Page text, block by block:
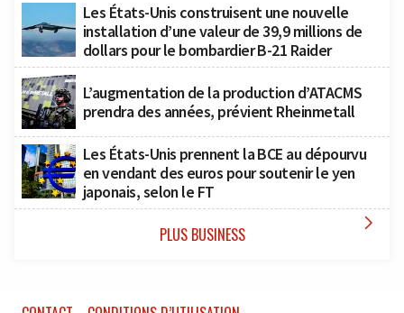
Les États-Unis construisent une nouvelle
installation d’une valeur de 39,9 millions de
dollars pour le bombardier B-21 Raider
L’augmentation de la production d’ATACMS
prendra des années, prévient Rheinmetall
Les États-Unis prennent la BCE au dépourvu
en vendant des euros pour soutenir le yen
japonais, selon le FT
PLUS BUSINESS 